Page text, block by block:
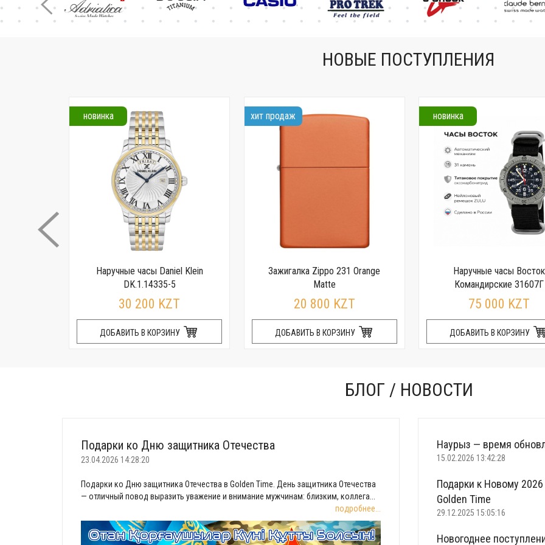
сертификат
НОВЫЕ ПОСТУПЛЕНИЯ
новинка
Наручные часы Daniel Klein
DK.1.14335-5
30 200 KZT
ДОБАВИТЬ В КОРЗИНУ
хит продаж
Зажигалка Zippo 231 Orange
Matte
20 800 KZT
ДОБАВИТЬ В КОРЗИНУ
новинка
Наручные часы Восток
Командирские 31607Г
75 000 KZT
ДОБАВИТЬ В КОРЗИНУ
БЛОГ / НОВОСТИ
Подарки ко Дню защитника Отечества
23.04.2026 14:28:20
Подарки ко Дню защитника Отечества в Golden Time. День защитника Отечества
— отличный повод выразить уважение и внимание мужчинам: близким, коллега...
подробнее...
Наурыз — время
15.02.2026 13:42:28
Подарки к Новому
Golden Time
29.12.2025 15:05:16
Новогоднее